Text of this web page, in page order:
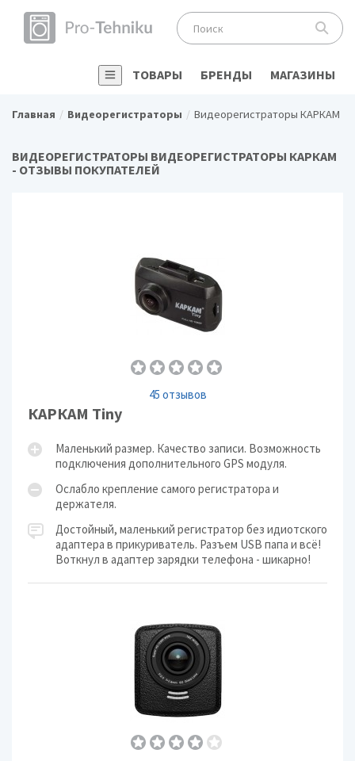
ТОВАРЫ БРЕНДЫ МАГАЗИНЫ
Главная Видеорегистраторы Видеорегистраторы КАРКАМ
ВИДЕОРЕГИСТРАТОРЫ ВИДЕОРЕГИСТРАТОРЫ КАРКАМ
- ОТЗЫВЫ ПОКУПАТЕЛЕЙ
45 отзывов
КАРКАМ Tiny
Маленький размер. Качество записи. Возможность
подключения дополнительного GPS модуля.
Ослабло крепление самого регистратора и
держателя.
Достойный, маленький регистратор без идиотского
адаптера в прикуриватель. Разъем USB папа и всё!
Воткнул в адаптер зарядки телефона - шикарно!